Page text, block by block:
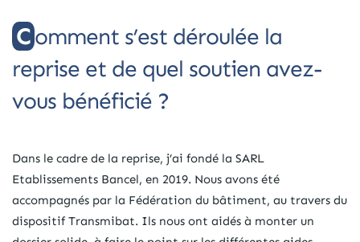
Comment s’est déroulée la
reprise et de quel soutien avez-
vous bénéficié ?
Dans le cadre de la reprise, j’ai fondé la SARL
Etablissements Bancel, en 2019. Nous avons été
accompagnés par la Fédération du bâtiment, au travers du
dispositif Transmibat. Ils nous ont aidés à monter un